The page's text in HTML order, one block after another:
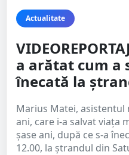
Actualitate
a arătat cum a
înecată la
Marius Matei, asistentul
ani, care i-a salvat viața
șase ani, după ce s-a
12.00, la ștrandul din